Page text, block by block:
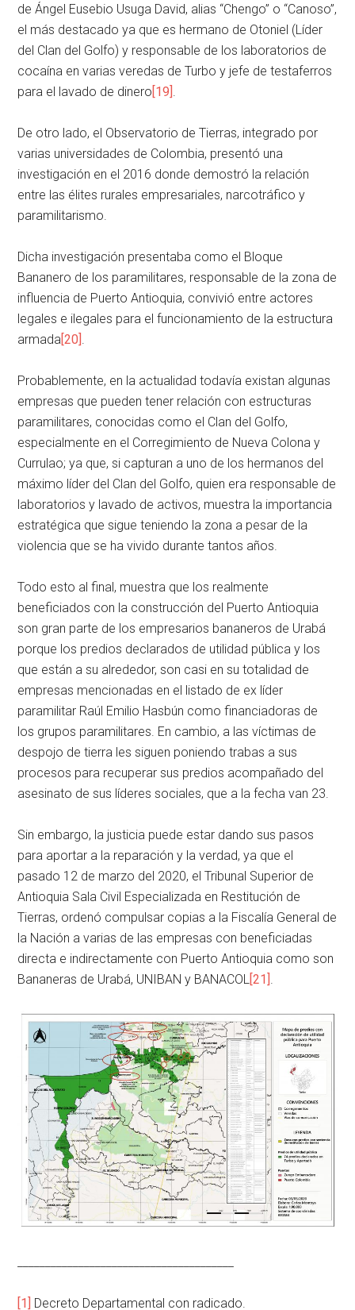
de Ángel Eusebio Usuga David, alias “Chengo” o “Canoso”,
el más destacado ya que es hermano de Otoniel (Líder
del Clan del Golfo) y responsable de los laboratorios de
cocaína en varias veredas de Turbo y jefe de testaferros
para el lavado de dinero[19]
De otro lado, el Observatorio de Tierras, integrado por
varias universidades de Colombia, presentó una
investigación en el 2016 donde demostró la relación
entre las élites rurales empresariales, narcotráfico y
paramilitarismo.
Dicha investigación presentaba como el Bloque
Bananero de los paramilitares, responsable de la zona de
influencia de Puerto Antioquia, convivió entre actores
legales e ilegales para el funcionamiento de la estructura
armada[20]
Probablemente, en la actualidad todavía existan algunas
empresas que pueden tener relación con estructuras
paramilitares, conocidas como el Clan del Golfo,
especialmente en el Corregimiento de Nueva Colona y
Currulao; ya que, si capturan a uno de los hermanos del
máximo líder del Clan del Golfo, quien era responsable de
laboratorios y lavado de activos, muestra la importancia
estratégica que sigue teniendo la zona a pesar de la
violencia que se ha vivido durante tantos años.
Todo esto al final, muestra que los realmente
beneficiados con la construcción del Puerto Antioquia
son gran parte de los empresarios bananeros de Urabá
porque los predios declarados de utilidad pública y los
que están a su alrededor, son casi en su totalidad de
empresas mencionadas en el listado de ex líder
paramilitar Raúl Emilio Hasbún como financiadoras de
los grupos paramilitares. En cambio, a las víctimas de
despojo de tierra les siguen poniendo trabas a sus
procesos para recuperar sus predios acompañado del
asesinato de sus líderes sociales, que a la fecha van 23.
Sin embargo, la justicia puede estar dando sus pasos
para aportar a la reparación y la verdad, ya que el
pasado 12 de marzo del 2020, el Tribunal Superior de
Antioquia Sala Civil Especializada en Restitución de
Tierras, ordenó compulsar copias a la Fiscalía General de
la Nación a varias de las empresas con beneficiadas
directa e indirectamente con Puerto Antioquia como son
Bananeras de Urabá, UNIBAN y BANACOL [21]
[1] Decreto Departamental con radicado.